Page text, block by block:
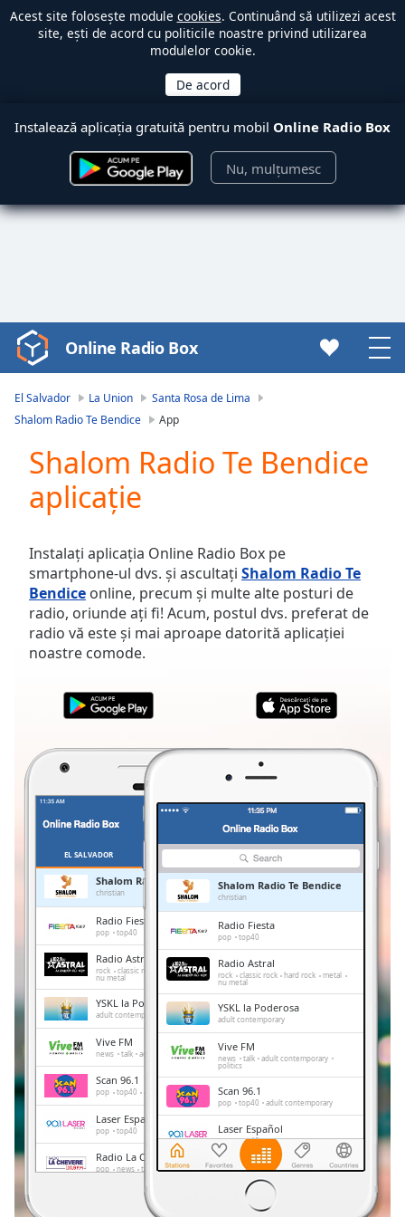
Acest site folosește module cookies. Continuând să utilizezi acest
site, ești de acord cu politicile noastre privind utilizarea
modulelor cookie.
Instalează aplicația gratuită pentru mobil Online Radio Box
Nu, mulțumesc
Video
Player
loading.
Video
Play
Skip
Backward
Mute
Current
Time0:00
Duration -:-
Loaded:
LIVE
live,
currently
behind
LIVE
Chapters
Chapters
descriptions
off,
selected
Subtitles
subtitles
Online Radio Box
El Salvador La Union
Santa Rosa de Lima
Shalom Radio Te Bendice
App
Shalom Radio Te Bendice
aplicație
Instalați aplicația Online Radio Box pe
smartphone-ul dvs. și ascultați Shalom Radio Te
Bendice online, precum și multe alte posturi de
radio, oriunde ați fi! Acum, postul dvs. preferat de
radio vă este și mai aproape datorită aplicației
noastre comode.
EL SALVADOR
Shalom Radio Te Bendice
christian
Radio Fiesta
pop top40
Radio Astral
rock classic rock hard rock metal
nu metal
YSKL la Poderosa
adult contemporary
Vive FM
news talk adult contemporary politics
Scan 96.1
pop top40 adult contemporary
Laser Español
pop top40
Radio La Chevere
pop news talk
80s 60s
Shalom Radio Te Bendice
christian
Radio Fiesta
pop top40
Radio Astral
rock classic rock hard rock metal
nu metal
YSKL la Poderosa
adult contemporary
Vive FM
news talk adult contemporary
politics
Scan 96.1
pop top40 adult contemporary
Laser Español
pop top40
Radio La Chevere
news talk
92.5 Club